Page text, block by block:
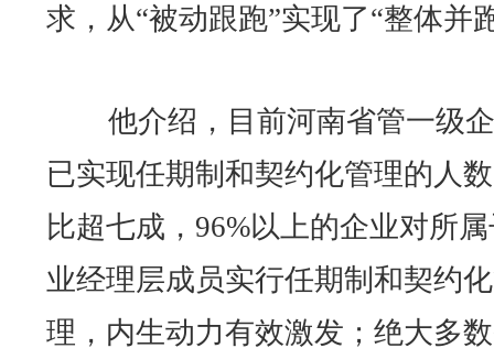
求，从“被动跟跑”实现了“整体并
他介绍，目前河南省管一级
已实现任期制和契约化管理的人
比超七成，96%以上的企业对所
业经理层成员实行任期制和契约
理，内生动力有效激发；绝大多